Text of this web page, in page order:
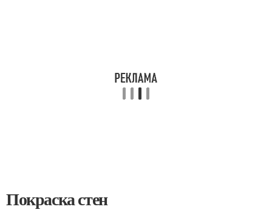
Покраска стен